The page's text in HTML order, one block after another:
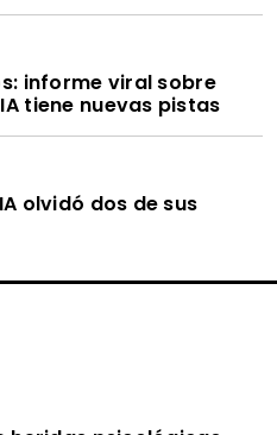
informe viral sobre
tiene nuevas pistas
olvidó dos de sus